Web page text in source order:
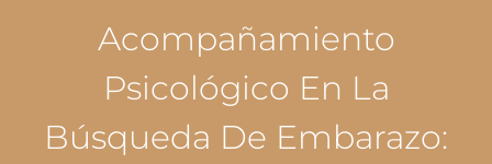
Acompañamiento
Psicológico En La
Búsqueda De Embarazo: